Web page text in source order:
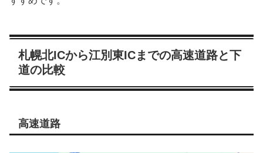
札幌北ICから江別東ICまでの高速道路と下
道の比較
高速道路